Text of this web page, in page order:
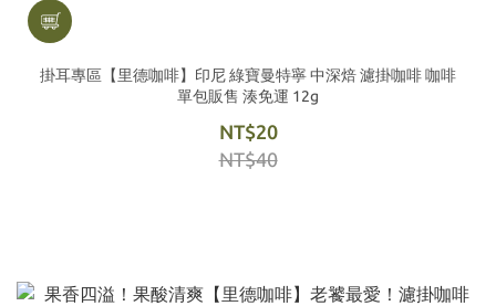
掛耳專區【里德咖啡】印尼 綠寶曼特寧 中深焙 濾掛咖啡 咖啡
單包販售 湊免運 12g
NT$20
NT$40